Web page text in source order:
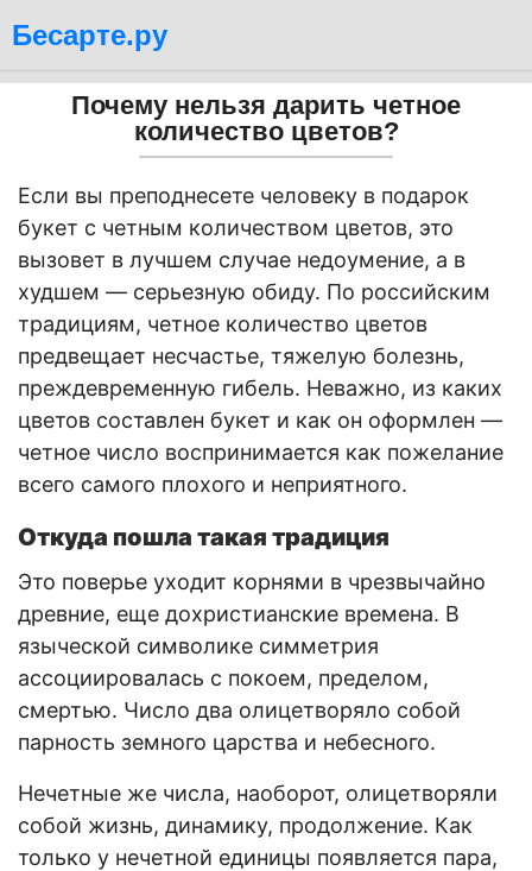
Бесарте.ру
Почему нельзя дарить четное
количество цветов?
Если вы преподнесете человеку в подарок
букет с четным количеством цветов, это
вызовет в лучшем случае недоумение, а в
худшем — серьезную обиду. По российским
традициям, четное количество цветов
предвещает несчастье, тяжелую болезнь,
преждевременную гибель. Неважно, из каких
цветов составлен букет и как он оформлен —
четное число воспринимается как пожелание
всего самого плохого и неприятного.
Откуда пошла такая традиция
Это поверье уходит корнями в чрезвычайно
древние, еще дохристианские времена. В
языческой символике симметрия
ассоциировалась с покоем, пределом,
смертью. Число два олицетворяло собой
парность земного царства и небесного.
Нечетные же числа, наоборот, олицетворяли
собой жизнь, динамику, продолжение. Как
только у нечетной единицы появляется пара,